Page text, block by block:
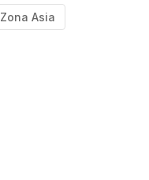
Zona Asia